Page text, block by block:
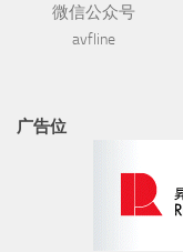
微信公众号
avfline
广告位